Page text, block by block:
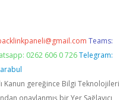
Teams:
0262 606 0 726 Telegram:
Kanun gereğince Bilgi Teknolojileri
onaylanmış bir Yer Sağlayıcı